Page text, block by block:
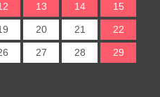
13 14 15
20 21 22
27 28 29